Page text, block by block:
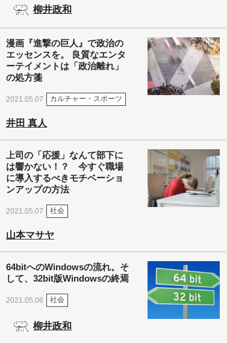
柳井政和
漫画『進撃の巨人』で政治の
エッセンスを。 良質なエンタ
ーテイメントは「政治離れ」
の処方箋
2021.05.07 カルチャー・スポーツ
井田 真人
上司の「応援」なんて部下に
は響かない！？ 今すぐ職場
に導入するべきモチベーショ
ンアップの方法
2021.05.07 社会
山本マサヤ
64bitへのWindowsの流れ。そ
して、32bit版Windowsの終焉
2021.05.06 社会
柳井政和